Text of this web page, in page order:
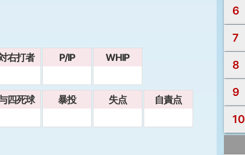
右打者 P/IP WHIP
四死球 暴投 失点 自責点
6
7
8
9
10